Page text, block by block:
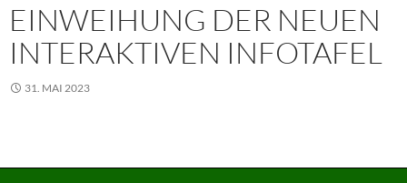
EINWEIHUNG DER NEUEN
INTERAKTIVEN INFOTAFEL
31. MAI 2023